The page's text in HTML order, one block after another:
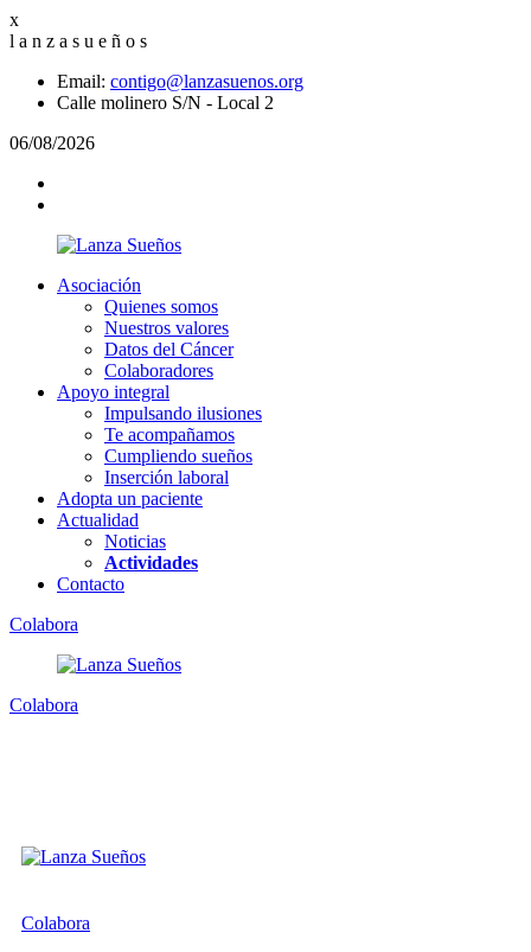
x
l a n z a s u e ñ o s
Email: contigo@lanzasuenos.org
Calle molinero S/N - Local 2
06/08/2026
Asociación
Quienes somos
Nuestros valores
Datos del Cáncer
Colaboradores
Apoyo integral
Impulsando ilusiones
Te acompañamos
Cumpliendo sueños
Inserción laboral
Adopta un paciente
Actualidad
Noticias
Actividades
Contacto
Colabora
Colabora
Colabora